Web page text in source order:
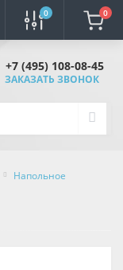
0 0
+7 (495) 108-08-45
ЗАКАЗАТЬ ЗВОНОК
Напольное